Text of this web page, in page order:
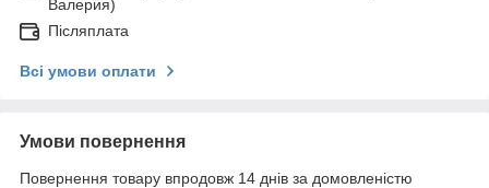
Валерия)
Післяплата
Всі умови оплати
Умови повернення
Повернення товару впродовж 14 днів за домовленістю